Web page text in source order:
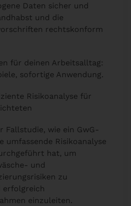
Daten sicher und
und die
rechtskonform
für deinen Arbeitsalltag:
sofortige Anwendung.
Risikoanalyse für
Fallstudie, wie ein GwG-
umfassende Risikoanalyse
hat, um
und
zu
erfolgreich
einzuleiten.